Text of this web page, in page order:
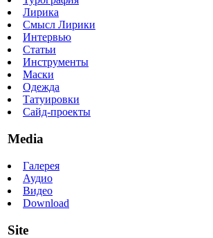
Лирика
Смысл Лирики
Интервью
Статьи
Инструменты
Маски
Одежда
Татуировки
Сайд-проекты
Media
Галерея
Аудио
Видео
Download
Site